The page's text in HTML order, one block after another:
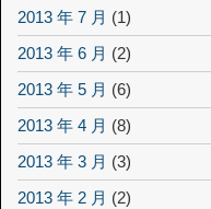
2013 年 7 月 (1)
2013 年 6 月 (2)
2013 年 5 月 (6)
2013 年 4 月 (8)
2013 年 3 月 (3)
2013 年 2 月 (2)